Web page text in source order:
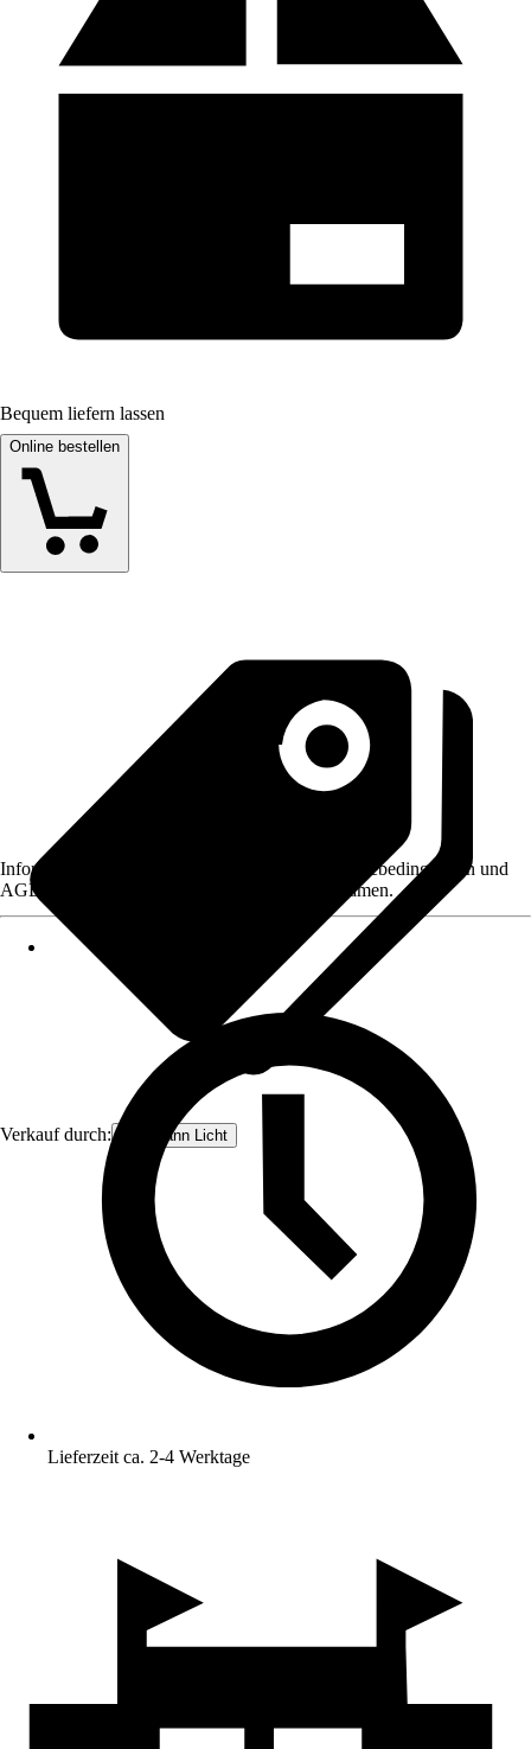
Bequem liefern lassen
Online bestellen
Verkauf durch: Paulmann Licht
Informationen des Verkäufers, wie z. B. Rückgabebedingungen und
AGB, finden Sie bei Klick auf den Verkäufernamen.
Lieferzeit ca. 2-4 Werktage